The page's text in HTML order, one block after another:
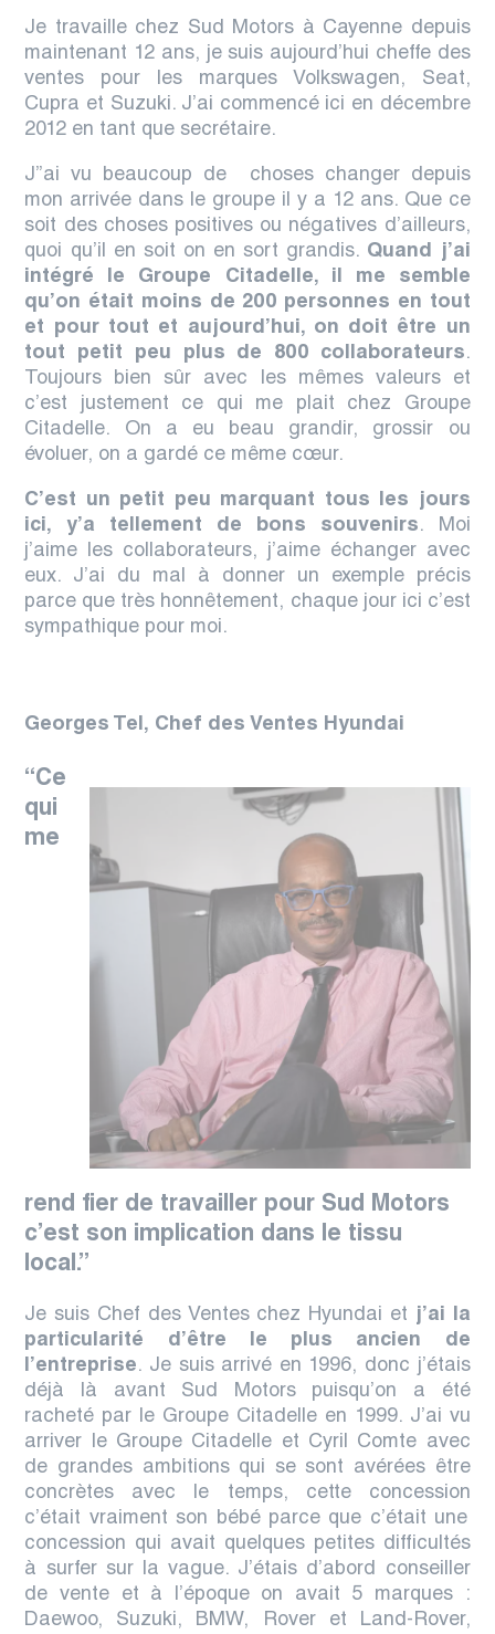
Je travaille chez Sud Motors à Cayenne depuis
maintenant 12 ans, je suis aujourd’hui cheffe des
ventes pour les marques Volkswagen, Seat,
Cupra et Suzuki. J’ai commencé ici en décembre
2012 en tant que secrétaire.
J’’ai vu beaucoup de choses changer depuis
mon arrivée dans le groupe il y a 12 ans. Que ce
soit des choses positives ou négatives d’ailleurs,
quoi qu’il en soit on en sort grandis. Quand j’ai
intégré le Groupe Citadelle, il me semble
qu’on était moins de 200 personnes en tout
et pour tout et aujourd’hui, on doit être un
tout petit peu plus de 800 collaborateurs.
Toujours bien sûr avec les mêmes valeurs et
c’est justement ce qui me plait chez Groupe
Citadelle. On a eu beau grandir, grossir ou
évoluer, on a gardé ce même cœur.
C’est un petit peu marquant tous les jours
ici, y’a tellement de bons souvenirs. Moi
j’aime les collaborateurs, j’aime échanger avec
eux. J’ai du mal à donner un exemple précis
parce que très honnêtement, chaque jour ici c’est
sympathique pour moi.
Georges Tel, Chef des Ventes Hyundai
“Ce
qui
me
rend fier de travailler pour Sud Motors
c’est son implication dans le tissu
local.”
Je suis Chef des Ventes chez Hyundai et j’ai la
particularité d’être le plus ancien de
l’entreprise. Je suis arrivé en 1996, donc j’étais
déjà là avant Sud Motors puisqu’on a été
racheté par le Groupe Citadelle en 1999. J’ai vu
arriver le Groupe Citadelle et Cyril Comte avec
de grandes ambitions qui se sont avérées être
concrètes avec le temps, cette concession
c’était vraiment son bébé parce que c’était une
concession qui avait quelques petites difficultés
à surfer sur la vague. J’étais d’abord conseiller
de vente et à l’époque on avait 5 marques :
Daewoo, Suzuki, BMW, Rover et Land-Rover,